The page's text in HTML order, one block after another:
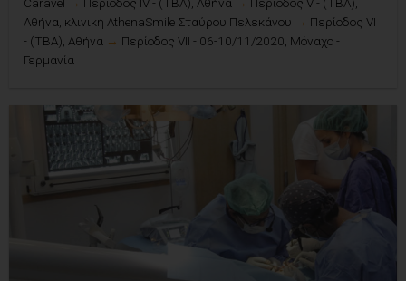
Αθήνα, κλινική AthenaSmile Σταύρου Πελεκάνου → Περίοδος VI
- (TBA), Αθήνα → Περίοδος VII - 06-10/11/2020, Μόναχο -
Γερμανία